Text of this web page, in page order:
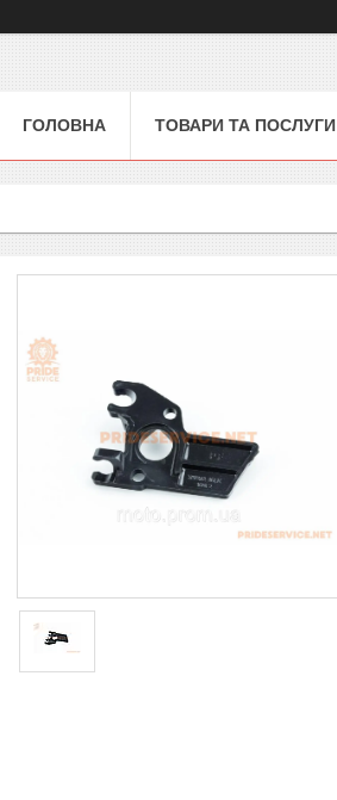
ГОЛОВНА ТОВАРИ ТА ПОСЛУГИ